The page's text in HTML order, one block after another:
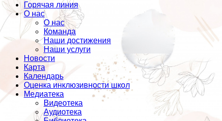
Горячая линия
О нас
О нас
Команда
Наши достижения
Наши услуги
Новости
Карта
Календарь
Оценка инклюзивности школ
Медиатека
Видеотека
Аудиотека